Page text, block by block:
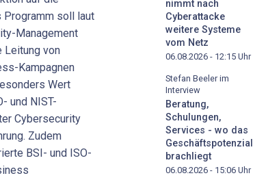
Programm soll laut
Management
Leitung von
Kampagnen
Wert
und NIST-
Cybersecurity
Zudem
BSI- und ISO-
nimmt nach
Cyberattacke
weitere Systeme
vom Netz
06.08.2026 - 12:15 Uhr
Stefan Beeler im
Interview
Beratung,
Schulungen,
Services - wo das
Geschäftspotenzial
brachliegt
06.08.2026 - 15:06 Uhr